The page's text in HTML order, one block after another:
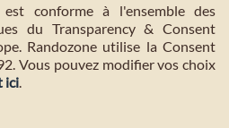
conforme à l'ensemble des
du Transparency & Consent
Randozone utilise la Consent
Vous pouvez modifier vos choix
ici